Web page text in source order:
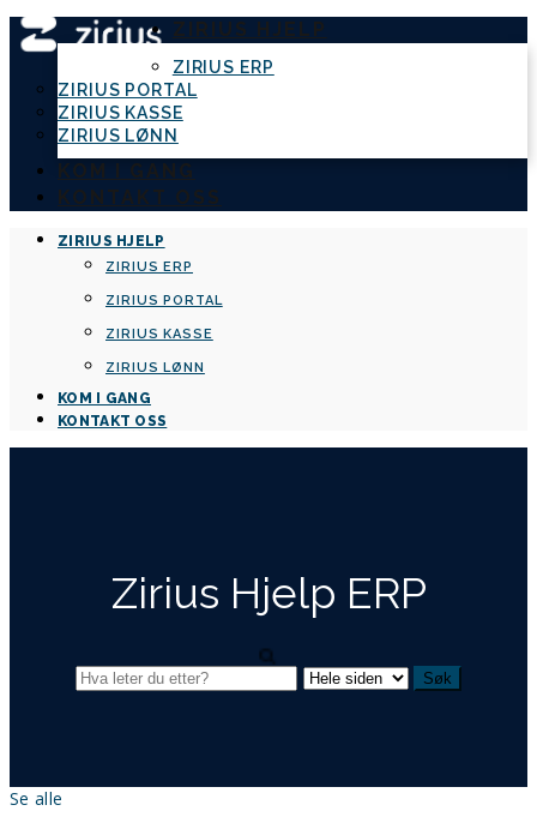
ZIRIUS HJELP
ZIRIUS ERP
ZIRIUS PORTAL
ZIRIUS KASSE
ZIRIUS LØNN
KOM I GANG
KONTAKT OSS
ZIRIUS HJELP
ZIRIUS ERP
ZIRIUS PORTAL
ZIRIUS KASSE
ZIRIUS LØNN
KOM I GANG
KONTAKT OSS
Zirius Hjelp ERP
Se alle